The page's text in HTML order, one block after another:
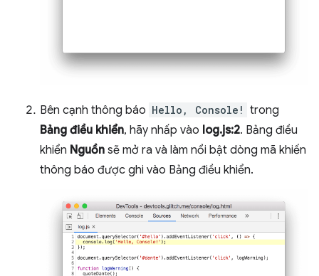
Bên cạnh thông báo Hello, Console! trong
Bảng điều khiển, hãy nhấp vào log.js:2. Bảng điều
khiển Nguồn sẽ mở ra và làm nổi bật dòng mã khiến
thông báo được ghi vào Bảng điều khiển.